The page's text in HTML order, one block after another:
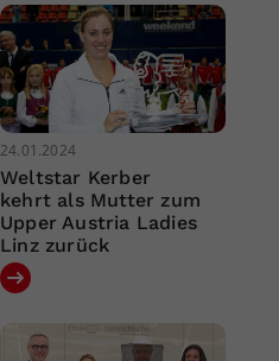
24.01.2024
Weltstar Kerber
kehrt als Mutter zum
Upper Austria Ladies
Linz zurück